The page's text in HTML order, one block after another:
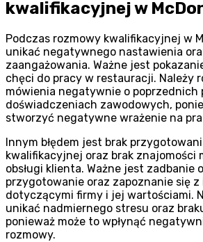
kwalifikacyjnej w
Podczas rozmowy kwalifikacyjnej w
unikać negatywnego nastawienia
zaangażowania. Ważne jest
chęci do pracy w restauracji. Należy
mówienia negatywnie o poprzednich
doświadczeniach zawodowych,
stworzyć negatywne wrażenie na
Innym błędem jest brak
kwalifikacyjnej oraz brak znajomości
obsługi klienta. Ważne jest zadbanie
przygotowanie oraz zapoznanie się
dotyczącymi firmy i jej wartościami.
unikać nadmiernego stresu oraz
ponieważ może to wpłynąć
rozmowy.